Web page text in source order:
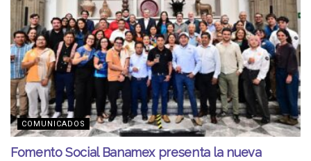
COMUNICADOS
Fomento Social Banamex presenta la nueva